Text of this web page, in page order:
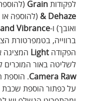
‫לפקודות Grain
& Dehaze (להוספה
ואובך) ‬ו- Vibrance
ברווייה, בטמפרטורת
הפקודה Light
לשליטה באור המוכרים
Camera Raw. הוספת
על כפתור הוספת שכבת